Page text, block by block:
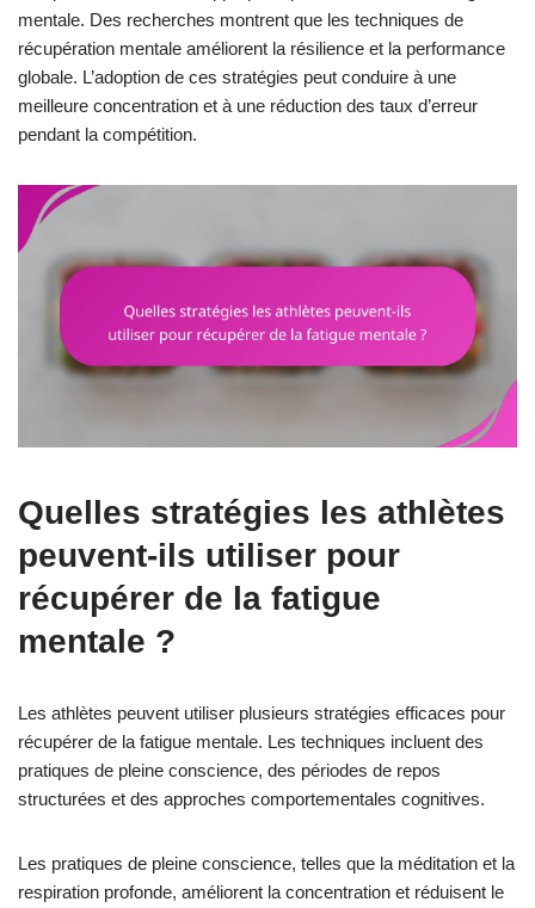
mentale. Des recherches montrent que les techniques de
récupération mentale améliorent la résilience et la performance
globale. L’adoption de ces stratégies peut conduire à une
meilleure concentration et à une réduction des taux d’erreur
pendant la compétition.
Quelles stratégies les athlètes
peuvent-ils utiliser pour
récupérer de la fatigue
mentale ?
Les athlètes peuvent utiliser plusieurs stratégies efficaces pour
récupérer de la fatigue mentale. Les techniques incluent des
pratiques de pleine conscience, des périodes de repos
structurées et des approches comportementales cognitives.
Les pratiques de pleine conscience, telles que la méditation et la
respiration profonde, améliorent la concentration et réduisent le